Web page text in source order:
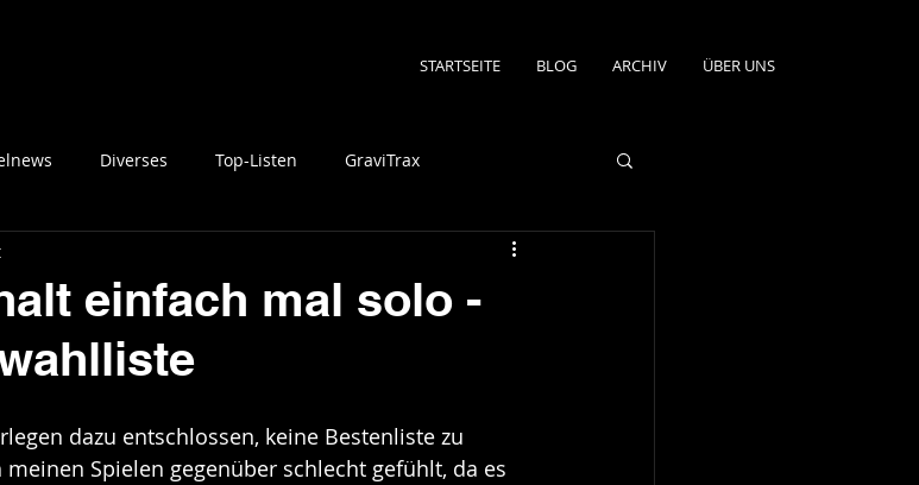
STARTSEITE BLOG ARCHIV ÜBER UNS
Diverses Top-Listen GraviTrax
einfach mal solo -
dazu entschlossen, keine Bestenliste zu
Spielen gegenüber schlecht gefühlt, da es